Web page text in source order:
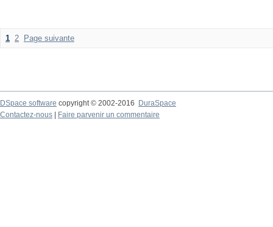
1 2 Page suivante
DSpace software copyright © 2002-2016
DuraSpace
Contactez-nous
Faire parvenir un commentaire